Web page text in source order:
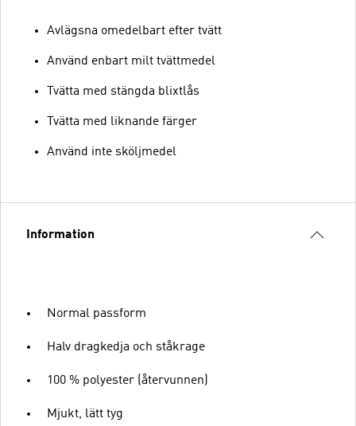
Avlägsna omedelbart efter tvätt
Använd enbart milt tvättmedel
Tvätta med stängda blixtlås
Tvätta med liknande färger
Använd inte sköljmedel
Information
Normal passform
Halv dragkedja och ståkrage
100 % polyester (återvunnen)
Mjukt, lätt tyg